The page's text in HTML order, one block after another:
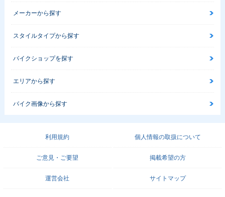
メーカーから探す
スタイルタイプから探す
バイクショップを探す
エリアから探す
バイク画像から探す
利用規約 個人情報の取扱について
ご意見・ご要望 掲載希望の方
運営会社 サイトマップ